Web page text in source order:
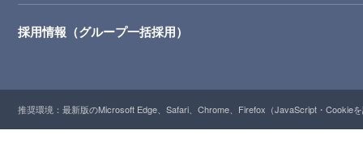
採用情報（グループ一括採用）
推奨環境：最新版のMicrosoft Edge、Safari、Chrome、Firefox（JavaScript・Cookie